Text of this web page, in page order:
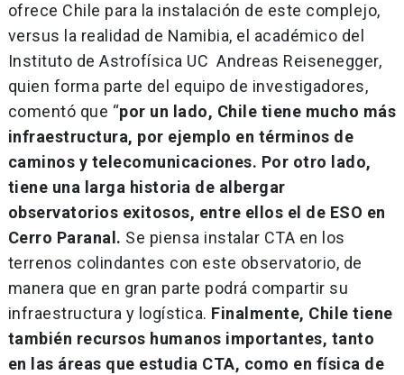
ofrece Chile para la instalación de este complejo,
versus la realidad de Namibia, el académico del
Instituto de Astrofísica UC Andreas Reisenegger,
quien forma parte del equipo de investigadores,
comentó que “por un lado, Chile tiene mucho más
infraestructura, por ejemplo en términos de
caminos y telecomunicaciones. Por otro lado,
tiene una larga historia de albergar
observatorios exitosos, entre ellos el de ESO en
Cerro Paranal. Se piensa instalar CTA en los
terrenos colindantes con este observatorio, de
manera que en gran parte podrá compartir su
infraestructura y logística. Finalmente, Chile tiene
también recursos humanos importantes, tanto
en las áreas que estudia CTA, como en física de